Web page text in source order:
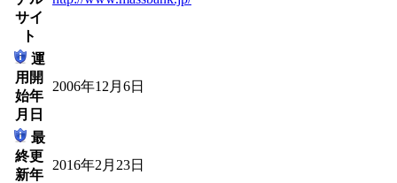
サイ
ト
運
用開
始年
月日
2006年12月6日
最
終更
新年
2016年2月23日